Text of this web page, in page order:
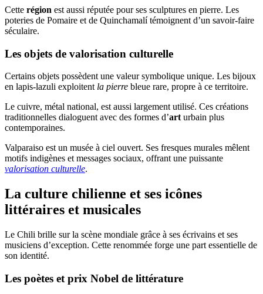
Cette région est aussi réputée pour ses sculptures en pierre. Les
poteries de Pomaire et de Quinchamalí témoignent d’un savoir-faire
séculaire.
Les objets de valorisation culturelle
Certains objets possèdent une valeur symbolique unique. Les bijoux
en lapis-lazuli exploitent la pierre bleue rare, propre à ce territoire.
Le cuivre, métal national, est aussi largement utilisé. Ces créations
traditionnelles dialoguent avec des formes d’art urbain plus
contemporaines.
Valparaiso est un musée à ciel ouvert. Ses fresques murales mêlent
motifs indigènes et messages sociaux, offrant une puissante
valorisation culturelle.
La culture chilienne et ses icônes
littéraires et musicales
Le Chili brille sur la scène mondiale grâce à ses écrivains et ses
musiciens d’exception. Cette renommée forge une part essentielle de
son identité.
Les poètes et prix Nobel de littérature